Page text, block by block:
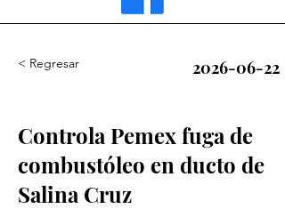
< Regresar 2026-06-22
Controla Pemex fuga de
combustóleo en ducto de
Salina Cruz